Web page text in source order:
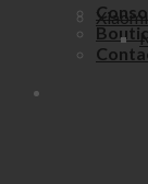
Xiaomi